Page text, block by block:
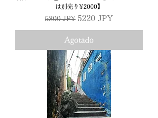
は別売り¥2000】
Precio
5800 JPY Precio de oferta
5220 JPY
Agotado